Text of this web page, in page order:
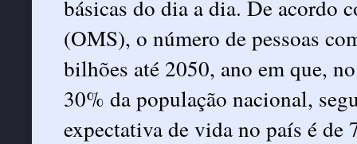
básicas do dia a dia. De acordo
(OMS), o número de pessoas
bilhões até 2050, ano em que,
30% da população nacional,
expectativa de vida no país é de